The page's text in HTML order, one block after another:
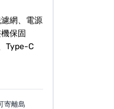
網、電源
保固
Type-C
寄離島